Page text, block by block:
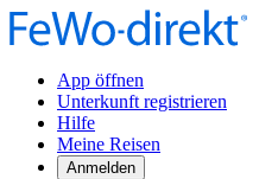
App öffnen
Unterkunft registrieren
Hilfe
Meine Reisen
Anmelden